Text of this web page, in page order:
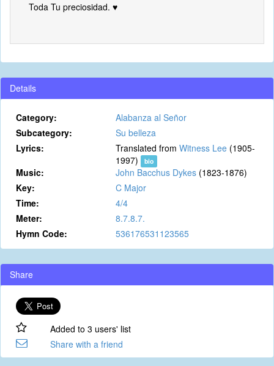
Toda Tu preciosidad. ♥️
Details
Category:
Alabanza al Señor
Subcategory:
Su belleza
Lyrics:
Translated from Witness Lee (1905-
1997)
bio
Music: John Bacchus Dykes (1823-1876)
Key:
C Major
Time:
4/4
Meter:
8.7.8.7.
Hymn Code:
536176531123565
Share
Added to 3 users' list
Share with a friend